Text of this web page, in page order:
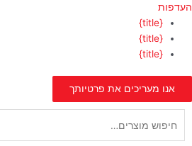
העדפות
{title}
{title}
{title}
אנו מעריכים את פרטיותך
עבור: